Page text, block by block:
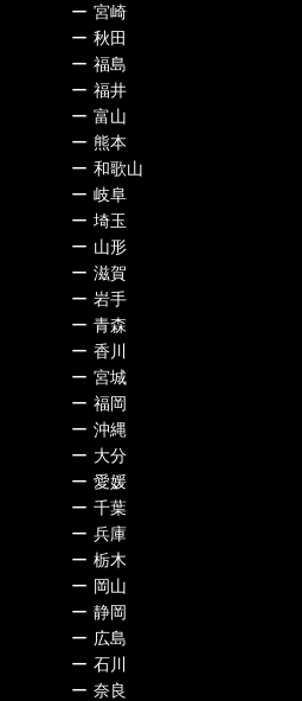
ー 宮崎
ー 秋田
ー 福島
ー 福井
ー 富山
ー 熊本
ー 和歌山
ー 岐阜
ー 埼玉
ー 山形
ー 滋賀
ー 岩手
ー 青森
ー 香川
ー 宮城
ー 福岡
ー 沖縄
ー 大分
ー 愛媛
ー 千葉
ー 兵庫
ー 栃木
ー 岡山
ー 静岡
ー 広島
ー 石川
ー 奈良